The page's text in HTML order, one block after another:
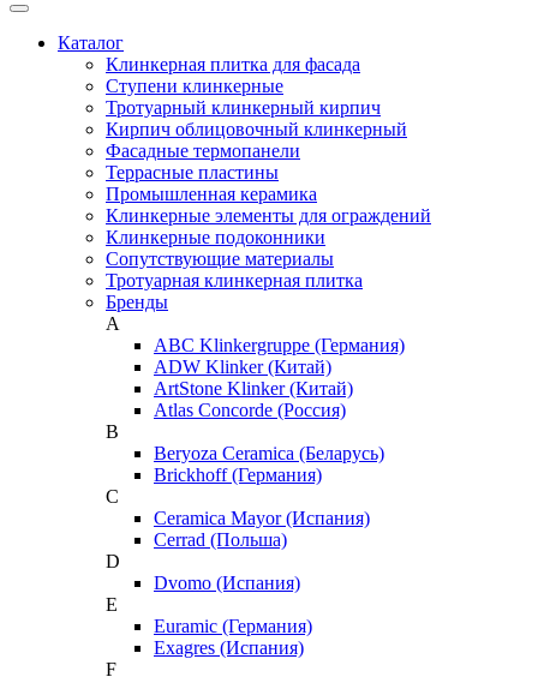
Каталог
Клинкерная плитка для фасада
Ступени клинкерные
Тротуарный клинкерный кирпич
Кирпич облицовочный клинкерный
Фасадные термопанели
Террасные пластины
Промышленная керамика
Клинкерные элементы для ограждений
Клинкерные подоконники
Сопутствующие материалы
Тротуарная клинкерная плитка
Бренды
A
ABC Klinkergruppe (Германия)
ADW Klinker (Китай)
ArtStone Klinker (Китай)
Atlas Concorde (Россия)
B
Beryoza Ceramica (Беларусь)
Brickhoff (Германия)
C
Ceramica Mayor (Испания)
Cerrad (Польша)
D
Dvomo (Испания)
E
Euramic (Германия)
Exagres (Испания)
F